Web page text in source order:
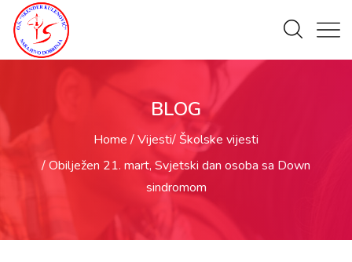
BLOG
Home Vijesti Školske vijesti
Obilježen 21. mart, Svjetski dan osoba sa Down
sindromom